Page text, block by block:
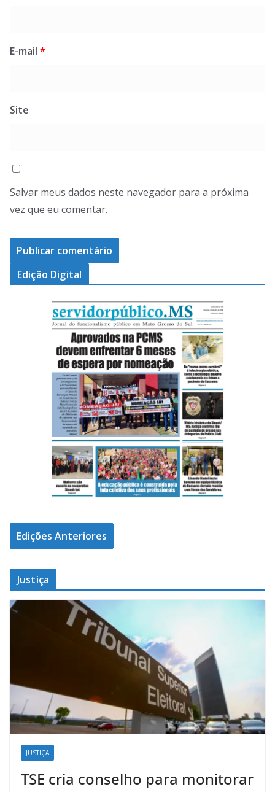
E-mail *
Site
Salvar meus dados neste navegador para a próxima
vez que eu comentar.
Edição Digital
Edições Anteriores
Justiça
JUSTIÇA
TSE cria conselho para monitorar